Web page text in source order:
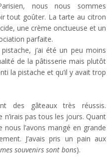
nous nous sommes
tout goûter. La tarte au citron
une crème onctueuse et un
parfaite.
j’ai été un peu moins
de la pâtisserie mais plutôt
la pistache et qu’il y avait trop
des gâteaux très réussis.
pas tous les jours. Quant
l’avons mangé en grande
J’avais pris un pain aux
souvenirs sont bons).